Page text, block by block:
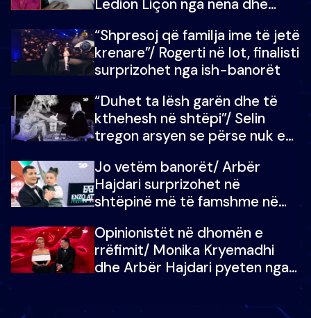
Ledion Liçon nga nëna dhe
mban dot lotët: Nuk meritoj…
“Shpresoj që familja ime të jetë
krenare”/ Rogerti në lot, finalisti
surprizohet nga ish-banorët
“Duhet ta lësh garën dhe të
kthehesh në shtëpi”/ Selin
tregon arsyen se përse nuk e
çoja luftën time deri në fund
Jo vetëm banorët/ Arbër
Hajdari surprizohet në
shtëpinë më të famshme në
vajzën e tij
Opinionistët në dhomën e
rrëfimit/ Monika Kryemadhi
dhe Arbër Hajdari pyeten nga
zëvendësonit njëri-tjetrin?